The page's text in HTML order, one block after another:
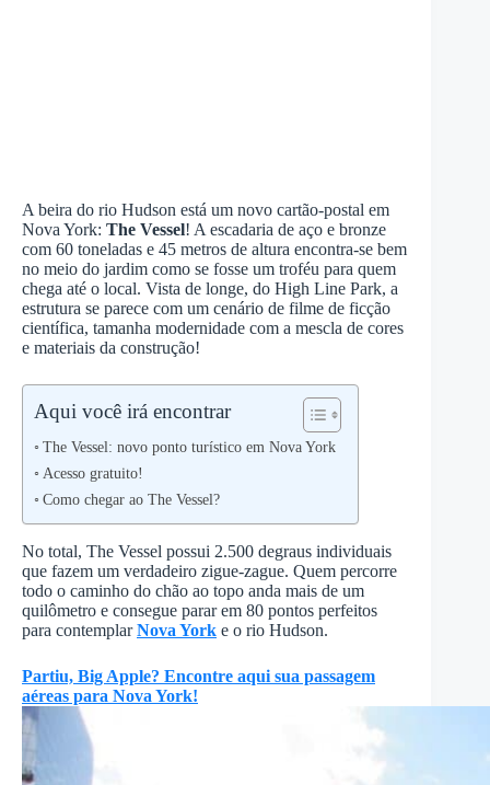
A beira do rio Hudson está um novo cartão-postal em
Nova York: The Vessel! A escadaria de aço e bronze
com 60 toneladas e 45 metros de altura encontra-se bem
no meio do jardim como se fosse um troféu para quem
chega até o local. Vista de longe, do High Line Park, a
estrutura se parece com um cenário de filme de ficção
científica, tamanha modernidade com a mescla de cores
e materiais da construção!
Aqui você irá encontrar
The Vessel: novo ponto turístico em Nova York
Acesso gratuito!
Como chegar ao The Vessel?
No total, The Vessel possui 2.500 degraus individuais
que fazem um verdadeiro zigue-zague. Quem percorre
todo o caminho do chão ao topo anda mais de um
quilômetro e consegue parar em 80 pontos perfeitos
para contemplarNova York e o rio Hudson.
Partiu, Big Apple? Encontre aqui sua passagem
aéreas para Nova York!